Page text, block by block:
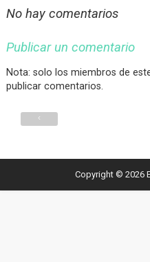
No hay comentarios
Publicar un comentario
Nota: solo los miembros de
publicar comentarios.
‹
Copyright © 2026